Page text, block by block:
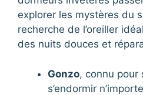
explorer les mystères du
recherche de l’oreiller
des nuits douces et
Gonzo, connu pour
s’endormir